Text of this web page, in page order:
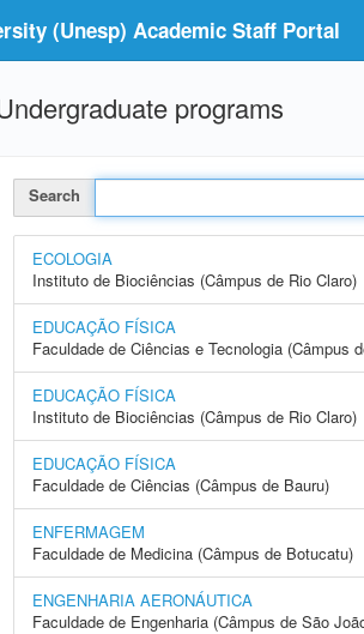
(Unesp) Academic Staff Portal
programs
Search
ECOLOGIA
Instituto de Biociências (Câmpus de Rio Claro)
EDUCAÇÃO FÍSICA
Faculdade de Ciências e Tecnologia (Câmpus
EDUCAÇÃO FÍSICA
Instituto de Biociências (Câmpus de Rio Claro)
EDUCAÇÃO FÍSICA
Faculdade de Ciências (Câmpus de Bauru)
ENFERMAGEM
Faculdade de Medicina (Câmpus de Botucatu)
ENGENHARIA AERONÁUTICA
Faculdade de Engenharia (Câmpus de São